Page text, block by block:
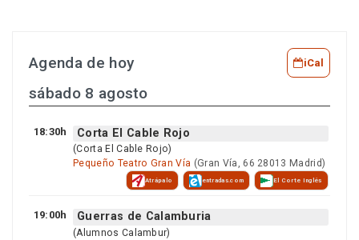
Agenda de hoy iCal
sábado 8 agosto
18:30h Corta El Cable Rojo
(Corta El Cable Rojo)
Pequeño Teatro Gran Vía (Gran Vía, 66 28013 Madrid)
Atrápalo entradas.com El Corte Inglés
19:00h Guerras de Calamburia
(Alumnos Calambur)